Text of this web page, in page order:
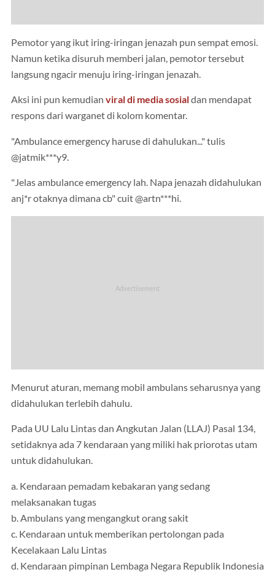
Pemotor yang ikut iring-iringan jenazah pun sempat emosi.
Namun ketika disuruh memberi jalan, pemotor tersebut
langsung ngacir menuju iring-iringan jenazah.
Aksi ini pun kemudian viral di media sosialdan mendapat
respons dari warganet di kolom komentar.
"Ambulance emergency haruse di dahulukan..." tulis
@jatmik***y9.
"Jelas ambulance emergency lah. Napa jenazah didahulukan
anj*r otaknya dimana cb" cuit @artn***hi.
Menurut aturan, memang mobil ambulans seharusnya yang
didahulukan terlebih dahulu.
Pada UU Lalu Lintas dan Angkutan Jalan (LLAJ) Pasal 134,
setidaknya ada 7 kendaraan yang miliki hak priorotas utam
untuk didahulukan.
a. Kendaraan pemadam kebakaran yang sedang
melaksanakan tugas
b. Ambulans yang mengangkut orang sakit
c. Kendaraan untuk memberikan pertolongan pada
Kecelakaan Lalu Lintas
d. Kendaraan pimpinan Lembaga Negara Republik Indonesia